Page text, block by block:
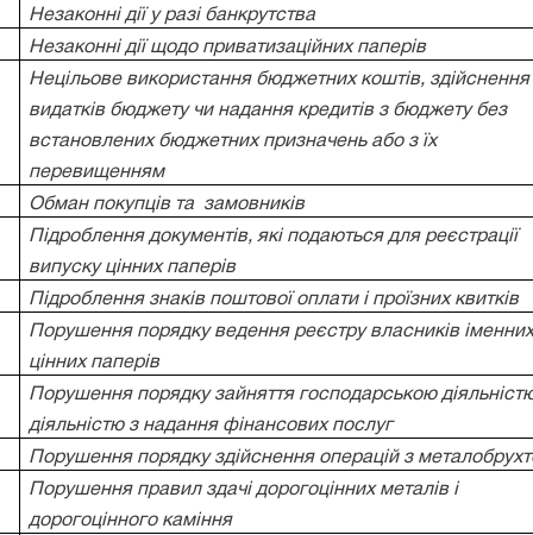
Незаконні дії у разі банкрутства
Незаконні дії щодо приватизаційних паперів
Нецільове використання бюджетних коштів, здійснення
видатків бюджету чи надання кредитів з бюджету без
встановлених бюджетних призначень або з їх
перевищенням
Обман покупців та
замовників
Підроблення документів, які подаються для реєстрації
випуску цінних паперів
Підроблення знаків поштової оплати і проїзних квитків
Порушення порядку ведення реєстру власників
цінних паперів
Порушення порядку зайняття господарською
діяльністю з надання фінансових послуг
Порушення порядку здійснення операцій з
Порушення правил здачі дорогоцінних металів і
дорогоцінного каміння